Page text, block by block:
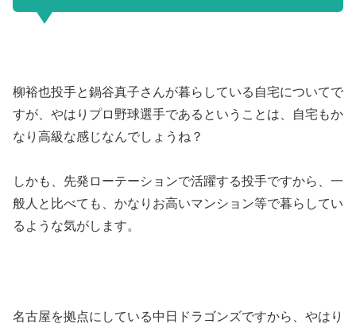
柳裕也投手と鍋谷真子さんが暮らしている自宅についてで
すが、やはりプロ野球選手であるということは、自宅もか
なり高級な感じなんでしょうね？
しかも、先発ローテーションで活躍する投手ですから、一
般人と比べても、かなりお高いマンション等で暮らしてい
るような気がします。
名古屋を拠点にしている中日ドラゴンズですから、やはり